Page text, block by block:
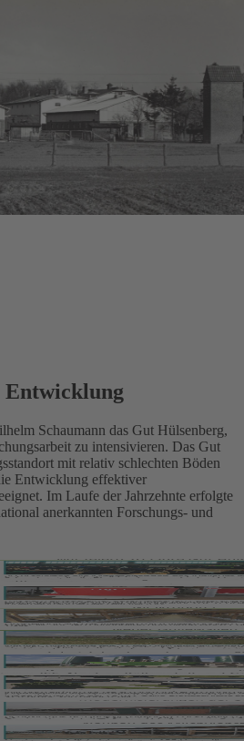
Entwicklung
Schaumann das Gut Hülsenberg,
zu intensivieren. Das Gut
mit relativ schlechten Böden
Entwicklung effektiver
Im Laufe der Jahrzehnte erfolgte
anerkannten Forschungs- und